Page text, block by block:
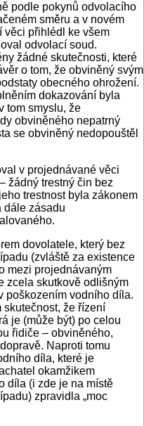
podle pokynů odvolacího
směru a v novém
věci přihlédl ke všem
odvolací soud.
žádné skutečnosti, které
o tom, že obviněný svým
obecného ohrožení.
dokazování byla
tom smyslu, že
obviněného nepatrný
se obviněný nedopouštěl
v projednávané věci
žádný trestný čin bez
trestnost byla zákonem
dále zásadu
dovolatele, který bez
(zvláště za existence
mezi projednávaným
zcela skutkově odlišným
poškozením vodního díla.
skutečnost, že řízení
je (může být) po celou
řidiče – obviněného,
Naproti tomu
díla, které je
okamžikem
díla (i zde je na místě
zpravidla „moc